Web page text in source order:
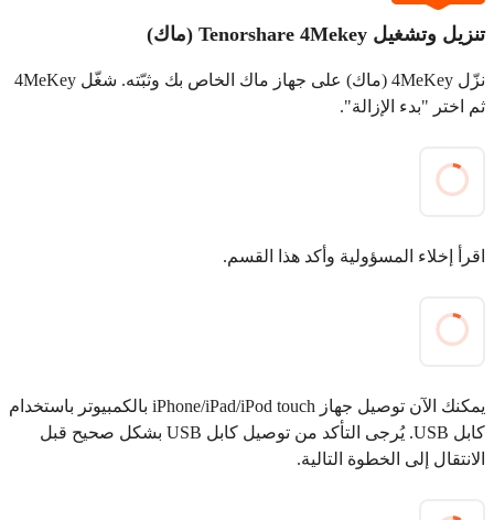
تنزيل وتشغيل Tenorshare 4Mekey (ماك)
نزّل 4MeKey (ماك) على جهاز ماك الخاص بك وثبّته. شغّل 4MeKey
ثم اختر "بدء الإزالة".
اقرأ إخلاء المسؤولية وأكد هذا القسم.
يمكنك الآن توصيل جهاز iPhone/iPad/iPod touch بالكمبيوتر باستخدام
كابل USB. يُرجى التأكد من توصيل كابل USB بشكل صحيح قبل
الانتقال إلى الخطوة التالية.